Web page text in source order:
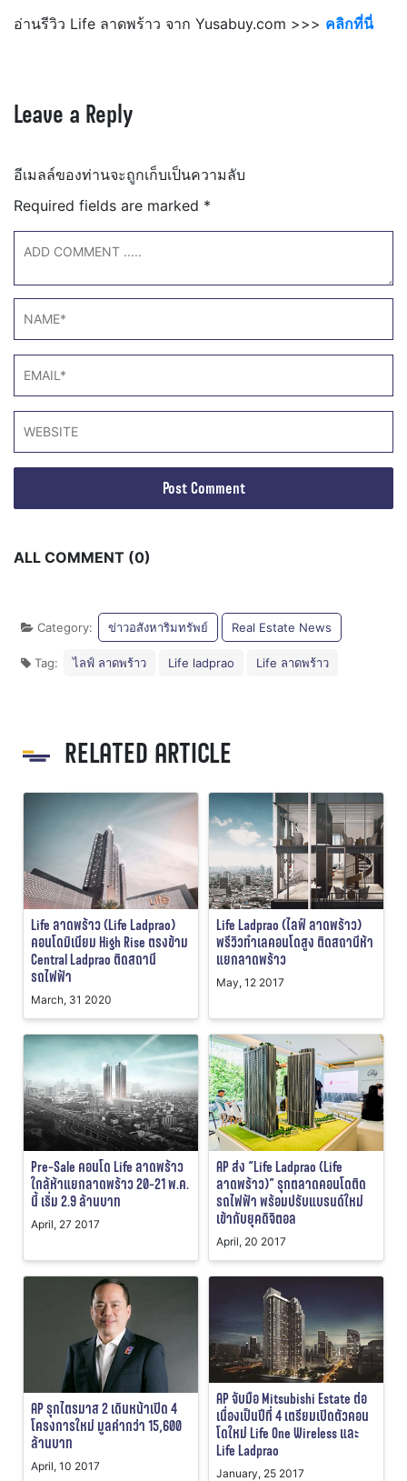
อ่านรีวิว Life ลาดพร้าว จาก Yusabuy.com >>> คลิกที่นี่
Leave a Reply
อีเมลล์ของท่านจะถูกเก็บเป็นความลับ
Required fields are marked *
ALL COMMENT (0)
Category: ข่าวอสังหาริมทรัพย์ Real Estate News
Tag: ไลฟ์ ลาดพร้าว Life ladprao Life ลาดพร้าว
RELATED ARTICLE
Life ลาดพร้าว (Life Ladprao)
คอนโดมิเนียม High Rise ตรงข้าม
Central Ladprao ติดสถานี
รถไฟฟ้า
March, 31 2020
Life Ladprao (ไลฟ์ ลาดพร้าว)
พรีวิวทำเลคอนโดสูง ติดสถานีห้า
แยกลาดพร้าว
May, 12 2017
Pre-Sale คอนโด Life ลาดพร้าว
ใกล้ห้าแยกลาดพร้าว 20-21 พ.ค.
นี้ เริ่ม 2.9 ล้านบาท
April, 27 2017
AP ส่ง “Life Ladprao (Life
ลาดพร้าว)” รุกตลาดคอนโดติด
รถไฟฟ้า พร้อมปรับแบรนด์ใหม่
เข้ากับยุคดิจิตอล
April, 20 2017
AP รุกไตรมาส 2 เดินหน้าเปิด 4
โครงการใหม่ มูลค่ากว่า 15,600
ล้านบาท
April, 10 2017
AP จับมือ Mitsubishi Estate ต่อ
เนื่องเป็นปีที่ 4 เตรียมเปิดตัวคอน
โดใหม่ Life One Wireless และ
Life Ladprao
January, 25 2017